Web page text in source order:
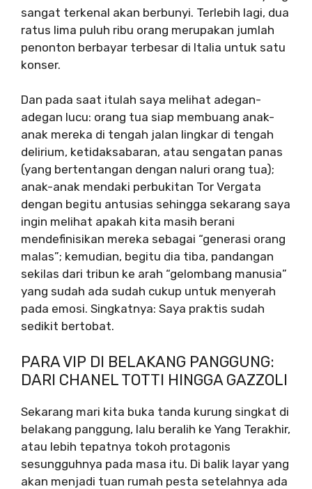
sangat terkenal akan berbunyi. Terlebih lagi, dua
ratus lima puluh ribu orang merupakan jumlah
penonton berbayar terbesar di Italia untuk satu
konser.
Dan pada saat itulah saya melihat adegan-
adegan lucu: orang tua siap membuang anak-
anak mereka di tengah jalan lingkar di tengah
delirium, ketidaksabaran, atau sengatan panas
(yang bertentangan dengan naluri orang tua);
anak-anak mendaki perbukitan Tor Vergata
dengan begitu antusias sehingga sekarang saya
ingin melihat apakah kita masih berani
mendefinisikan mereka sebagai “generasi orang
malas”; kemudian, begitu dia tiba, pandangan
sekilas dari tribun ke arah “gelombang manusia”
yang sudah ada sudah cukup untuk menyerah
pada emosi. Singkatnya: Saya praktis sudah
sedikit bertobat.
PARA VIP DI BELAKANG PANGGUNG:
DARI CHANEL TOTTI HINGGA GAZZOLI
Sekarang mari kita buka tanda kurung singkat di
belakang panggung, lalu beralih ke Yang Terakhir,
atau lebih tepatnya tokoh protagonis
sesungguhnya pada masa itu. Di balik layar yang
akan menjadi tuan rumah pesta setelahnya ada